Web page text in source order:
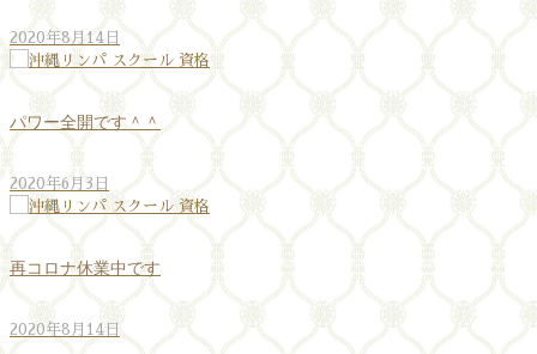
2020年8月14日
パワー全開です＾＾
2020年6月3日
再コロナ休業中です
2020年8月14日